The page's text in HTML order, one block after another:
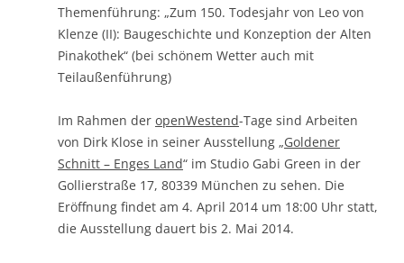
Themenführung: „Zum 150. Todesjahr von Leo von
Klenze (II): Baugeschichte und Konzeption der Alten
Pinakothek“ (bei schönem Wetter auch mit
Teilaußenführung)
Im Rahmen der openWestend-Tage sind Arbeiten
von Dirk Klose in seiner Ausstellung „Goldener
Schnitt – Enges Land“ im Studio Gabi Green in der
Gollierstraße 17, 80339 München zu sehen. Die
Eröffnung findet am 4. April 2014 um 18:00 Uhr statt,
die Ausstellung dauert bis 2. Mai 2014.